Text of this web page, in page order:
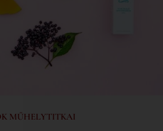
MŰHELYTITKAI